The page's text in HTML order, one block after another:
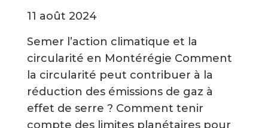
11 août 2024
Semer l’action climatique et la
circularité en Montérégie Comment
la circularité peut contribuer à la
réduction des émissions de gaz à
effet de serre ? Comment tenir
compte des limites planétaires pour